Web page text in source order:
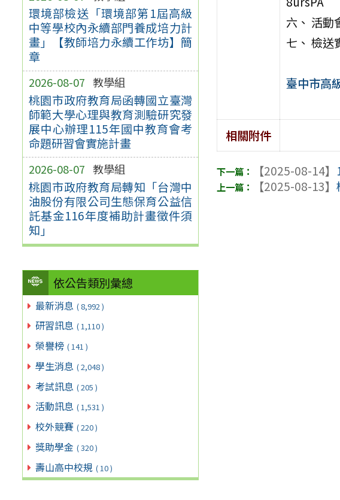
環境部檢送「環境部第1屆高級
中等學校內永續部門養成培力計
畫」【教師培力永續工作坊】簡
章
2026-08-07 教學組
桃園市政府教育局函轉國立臺灣
師範大學心理與教育測驗研究發
展中心辦理115年國中教育會考
命題研習會實施計畫
2026-08-07 教學組
桃園市政府教育局轉知「台灣中
油股份有限公司生態保育公益信
託基金116年度補助計畫徵件須
知」
依公告類別彙總
最新消息 ( 8,992 )
研習訊息 ( 1,110 )
榮譽榜 ( 141 )
學生消息 ( 2,048 )
考試訊息 ( 205 )
活動訊息 ( 1,531 )
校外競賽 ( 220 )
獎助學金 ( 320 )
壽山高中校規 ( 10 )
六、 活動
七、 檢送
臺中市高
相關附件
【2025-08-14】
【2025-08-13】